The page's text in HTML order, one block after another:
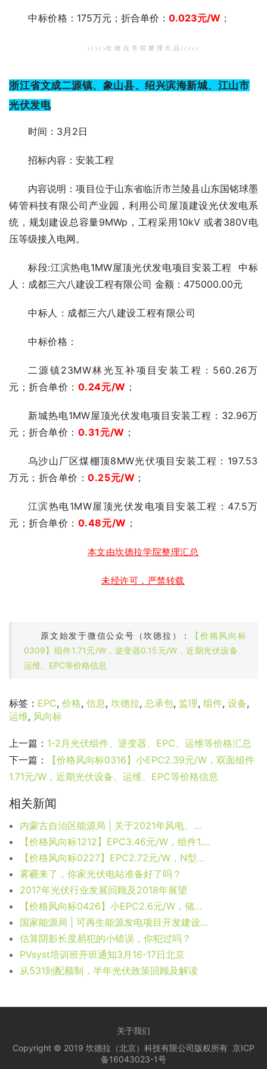
中标价格 ：175万元；折合单价：0.023元/W ；
>>>>>坎 德 拉 学 院 整 理 出 品<<<<<
浙江省文成二源镇、象山县、绍兴滨海新城、江山市
光伏发电
时间：3月2日
招标内容：安装工程
内容说明：项目位于山东省临沂市兰陵县山东国铭球墨
铸管科技有限公司产业园，利用公司屋顶建设光伏发电系
统，规划建设总容量9MWp，工程采用10kV 或者380V电
压等级接入电网。
标段:江滨热电1MW屋顶光伏发电项目安装工程 中标
人：成都三六八建设工程有限公司 金额：475000.00元
中标人： 成都三六八建设工程有限公司
中标价格：
二源镇23MW林光互补项目安装工程： 560.26万
元；折合单价： 0.24元/W ；
新城热电1MW屋顶光伏发电项目安装工程：32.96万
元；折合单价： 0.31 元/W ；
乌沙山厂区煤棚顶8MW光伏项目安装工程：197.53
万元； 折合单价：0.25元/W ；
江滨热电1MW屋顶光伏发电项目安装工程 ： 47.5万
元；折合单价： 0.48元/W ；
本文由坎德拉学院整理汇总
未经许可，严禁转载
原文始发于微信公众号（坎德拉）：
【价格风向标
0309】组件1.71元/W，逆变器0.15元/W，近期光伏设备、
运维、EPC等价格信息
标签： EPC, 价格, 信息, 坎德拉, 总承包, 监理, 组件, 设备,
运维, 风向标
上一篇： 1-2月光伏组件、逆变器、EPC、运维等价格汇总
下一篇：
【价格风向标0316】小EPC2.39元/W，双面组件
1.71元/W，近期光伏设备、运维、EPC等价格信息
相关新闻
内蒙古自治区能源局 | 关于2021年风电、光伏发电开发建设有关事项的通知
【价格风向标1212】EPC3.46元/W，组件1.97元/W，近期光伏设备、EPC、监理等价格信息
【价格风向标0227】EPC2.72元/W，N型组件0.9元/W，近期光伏设备、EPC、监理等价格信息
雾霾来了，你家光伏电站准备好了吗？
2017年光伏行业发展回顾及2018年展望
【价格风向标0426】小EPC2.6元/W，储能1.5元/Wh，近期光伏设备、运维、EPC等价格信息
国家能源局 | 可再生能源发电项目开发建设按月调度
估算阴影长度易犯的小错误，你犯过吗？
PVsyst培训班开班通知3月16-17日北京
从531到配额制，半年光伏政策回顾及解读
关于我们
Copyright © 2019 坎德拉（北京）科技有限公司版权所有 京ICP
备16043023-1号